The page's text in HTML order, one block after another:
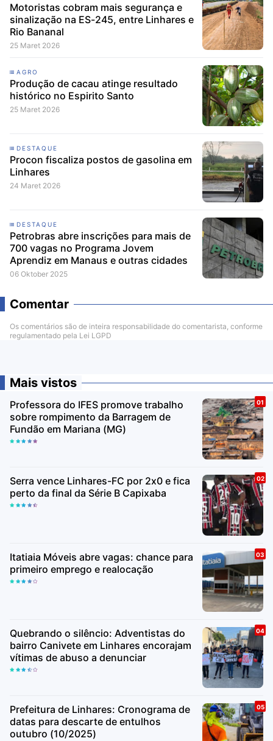
Motoristas cobram mais segurança e
sinalização na ES-245, entre Linhares e
Rio Bananal
25 Maret 2026
AGRO
Produção de cacau atinge resultado
histórico no Espirito Santo
25 Maret 2026
DESTAQUE
Procon fiscaliza postos de gasolina em
Linhares
24 Maret 2026
DESTAQUE
Petrobras abre inscrições para mais de
700 vagas no Programa Jovem
Aprendiz em Manaus e outras cidades
06 Oktober 2025
Comentar
Os comentários são de inteira responsabilidade do comentarista, conforme
regulamentado pela Lei LGPD
Mais vistos
Professora do IFES promove trabalho
sobre rompimento da Barragem de
Fundão em Mariana (MG)
Serra vence Linhares-FC por 2x0 e fica
perto da final da Série B Capixaba
Itatiaia Móveis abre vagas: chance para
primeiro emprego e realocação
Quebrando o silêncio: Adventistas do
bairro Canivete em Linhares encorajam
vítimas de abuso a denunciar
Prefeitura de Linhares: Cronograma de
datas para descarte de entulhos
outubro (10/2025)